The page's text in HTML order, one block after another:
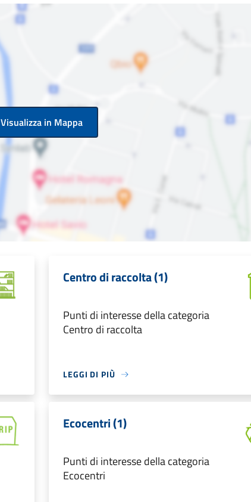
Visualizza in Mappa
Centro di raccolta (1)
Punti di interesse della categoria
Centro di raccolta
LEGGI DI PIÙ
Ecocentri (1)
Punti di interesse della categoria
Ecocentri